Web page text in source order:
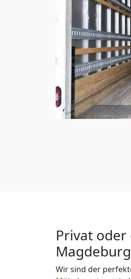
Privat oder
Magdeburg
Wir sind der